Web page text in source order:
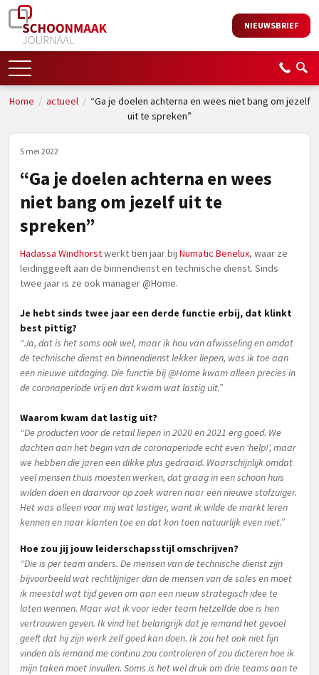
NIEUWSBRIEF
Home / actueel/ “Ga je doelen achterna en wees niet bang om jezelf
uit te spreken”
5 mei 2022
“Ga je doelen achterna en wees
niet bang om jezelf uit te
spreken”
Hadassa Windhorstwerkt tien jaar bij Numatic Benelux, waar ze
leidinggeeft aan de binnendienst en technische dienst. Sinds
twee jaar is ze ook manager @Home.
Je hebt sinds twee jaar een derde functie erbij, dat klinkt
best pittig?
“Ja, dat is het soms ook wel, maar ik hou van afwisseling en omdat
de technische dienst en binnendienst lekker liepen, was ik toe aan
een nieuwe uitdaging. Die functie bij @Home kwam alleen precies in
de coronaperiode vrij en dat kwam wat lastig uit.”
Waarom kwam dat lastig uit?
“De producten voor de retail liepen in 2020 en 2021 erg goed. We
dachten aan het begin van de coronaperiode echt even ‘help!’, maar
we hebben die jaren een dikke plus gedraaid. Waarschijnlijk omdat
veel mensen thuis moesten werken, dat graag in een schoon huis
wilden doen en daarvoor op zoek waren naar een nieuwe stofzuiger.
Het was alleen voor mij wat lastiger, want ik wilde de markt leren
kennen en naar klanten toe en dat kon toen natuurlijk even niet.”
Hoe zou jij jouw leiderschapsstijl omschrijven?
“Die is per team anders. De mensen van de technische dienst zijn
bijvoorbeeld wat rechtlijniger dan de mensen van de sales en moet
ik meestal wat tijd geven om aan een nieuw strategisch idee te
laten wennen. Maar wat ik voor ieder team hetzelfde doe is hen
vertrouwen geven. Ik vind het belangrijk dat je iemand het gevoel
geeft dat hij zijn werk zelf goed kan doen. Ik zou het ook niet fijn
vinden als iemand me continu zou controleren of zou dicteren hoe ik
mijn taken moet invullen. Soms is het wel druk om drie teams aan te